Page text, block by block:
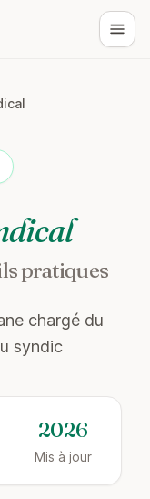
pratiques
chargé du
syndic
2026
Mis à jour